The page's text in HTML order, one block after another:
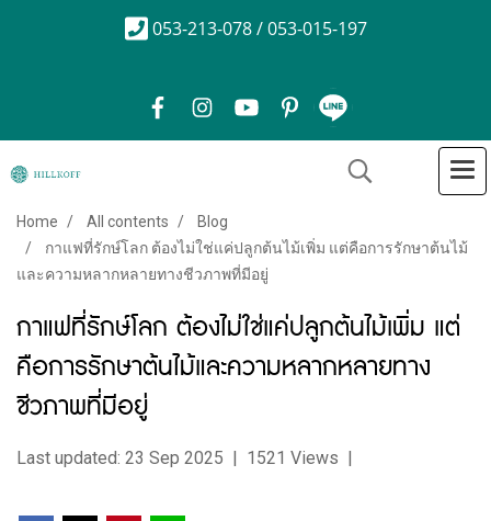
053-213-078 / 053-015-197
Home All contents
Blog
กาแฟที่รักษ์โลก ต้องไม่ใช่แค่ปลูกต้นไม้เพิ่ม แต่คือการรักษาต้นไม้
และความหลากหลายทางชีวภาพที่มีอยู่
กาแฟที่รักษ์โลก ต้องไม่ใช่แค่ปลูกต้นไม้เพิ่ม แต่
คือการรักษาต้นไม้และความหลากหลายทาง
ชีวภาพที่มีอยู่
Last updated: 23 Sep 2025 | 1521 Views |